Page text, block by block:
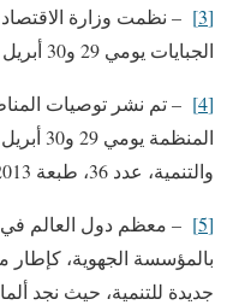
[3]
– نظمت وزارة
الجبايات يومي 29 و30 أبريل 2013 بقصر المؤتمرات بالصخيرات.
[4]
– تم نشر توصيات
والتنمية، عدد 36، طبعة 2013، صفحات من 34 إلى 51.
[5]
– معظم دول العالم في
بالمؤسسة الجهوية، كإطار
جديدة للتنمية، حيث نجد